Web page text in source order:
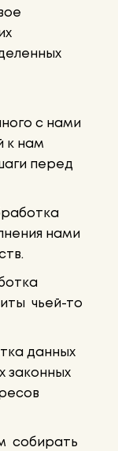
с нами
к нам
перед
нами
чьей-то
данных
законных
собирать